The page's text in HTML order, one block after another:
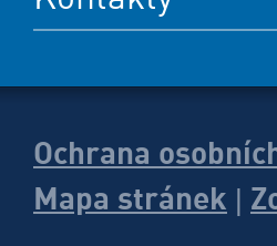
Ochrana
Mapa stránek